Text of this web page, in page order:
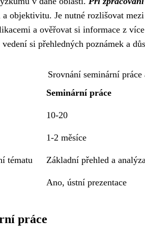
a objektivitu. Je nutné rozlišovat
a ověřovat si informace z
si přehledných poznámek a
Srovnání seminární práce
Seminární práce
10-20
1-2 měsíce
tématu Základní přehled a
Ano, ústní prezentace
práce